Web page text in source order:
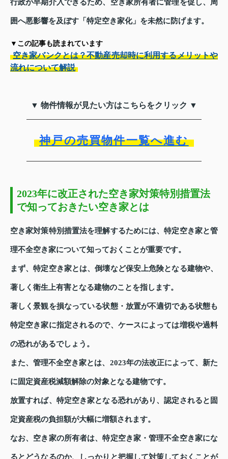
行政が早期介入できるため、空き家所有者に管理を促し、周
囲へ悪影響を及ぼす「特定空き家化」を未然に防げます。
▼この記事も読まれています
空き家バンクとは？不動産売却時に利用するメリットや
流れについて解説
▼ 物件情報が見たい方はこちらをクリック ▼
神戸の売買物件一覧へ進む
2023年に改正された空き家対策特別措置法
で知っておきたい空き家とは
空き家対策特別措置法を理解するためには、特定空き家と管
理不全空き家について知っておくことが重要です。
まず、特定空き家とは、倒壊など保安上危険となる建物や、
著しく衛生上有害となる建物のことを指します。
著しく景観を損なっている状態・放置が不適切である状態も
特定空き家に指定されるので、ケースによっては増税や過料
の恐れがあるでしょう。
また、管理不全空き家とは、2023年の法改正によって、新た
に固定資産税減額解除の対象となる建物です。
放置すれば、特定空き家となる恐れがあり、認定されると固
定資産税の負担額が大幅に増額されます。
なお、空き家の所有者は、特定空き家・管理不全空き家にな
るとどうなるのか、しっかりと把握して対策しておくことが